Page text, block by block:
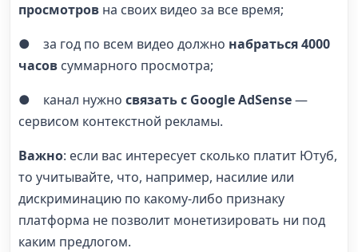
просмотров на своих видео за все время;
● за год по всем видео должно набраться 4000
часов суммарного просмотра;
● канал нужно связать с Google AdSense—
сервисом контекстной рекламы.
Важно: если вас интересует сколько платит Ютуб,
то учитывайте, что, например, насилие или
дискриминацию по какому-либо признаку
платформа не позволит монетизировать ни под
каким предлогом.